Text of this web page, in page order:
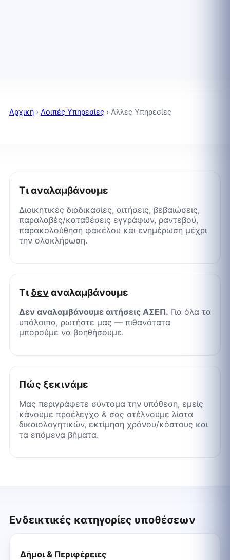
Αρχική› Λοιπές Υπηρεσίες › Άλλες Υπηρεσίες
Τι αναλαμβάνουμε
Διοικητικές διαδικασίες, αιτήσεις, βεβαιώσεις,
παραλαβές/καταθέσεις εγγράφων, ραντεβού,
παρακολούθηση φακέλου και ενημέρωση μέχρι
την ολοκλήρωση.
Τι δεν αναλαμβάνουμε
Δεν αναλαμβάνουμε αιτήσεις ΑΣΕΠ. Για όλα τα
υπόλοιπα, ρωτήστε μας — πιθανότατα
μπορούμε να βοηθήσουμε.
Πώς ξεκινάμε
Μας περιγράφετε σύντομα την υπόθεση, εμείς
κάνουμε προέλεγχο & σας στέλνουμε λίστα
δικαιολογητικών, εκτίμηση χρόνου/κόστους και
τα επόμενα βήματα.
Ενδεικτικές κατηγορίες υποθέσεων
Δήμοι & Περιφέρειες